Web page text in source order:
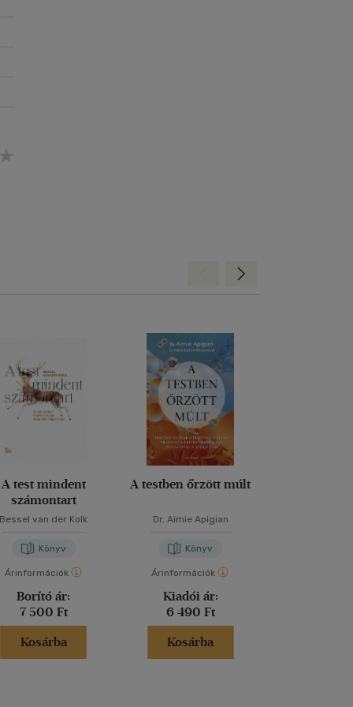
A test mindent
számontart
Bessel van der Kolk
Könyv
Árinformációk
Borító ár:
7 500 Ft
Kosárba
A testben őrzött múlt
Dr. Aimie Apigian
Könyv
Árinformációk
Kiadói ár:
6 490 Ft
Kosárba
Előre